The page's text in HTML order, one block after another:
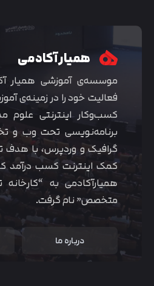
همیار آکادمی
فعالیت خود را در زمینه‌ی
کسب‌و‌کار اینترنتی علوم
برنامه‌نویسی تحت وب
گرافیک و وردپرس، با هدف
کمک اینترنت کسب درآمد
همیارآکادمی به
متخصص” نام گرفت.
درباره ما